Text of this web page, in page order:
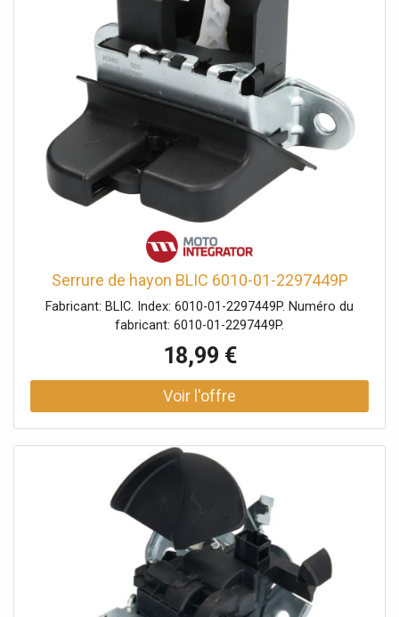
Serrure de hayon BLIC 6010-01-2297449P
Fabricant: BLIC. Index: 6010-01-2297449P. Numéro du
fabricant: 6010-01-2297449P.
18,99 €